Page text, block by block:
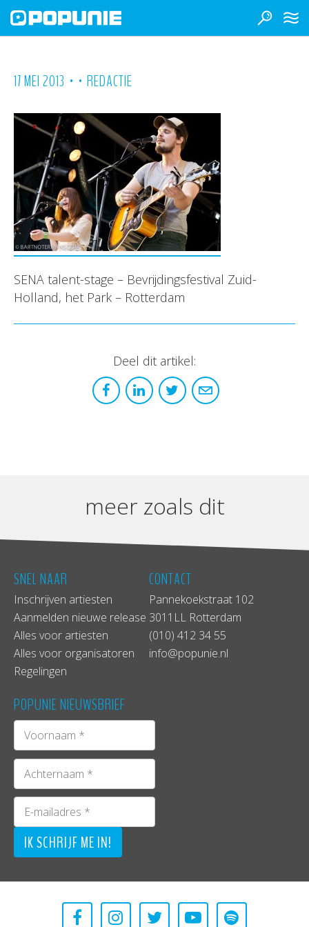
17 MEI 2013 • • REDACTIE
SENA talent-stage – Bevrijdingsfestival Zuid-
Holland, het Park – Rotterdam
Deel dit artikel:
meer zoals dit
SNEL NAAR
Inschrijven artiesten
Aanmelden nieuwe release
Alles voor artiesten
Alles voor organisatoren
Regelingen
CONTACT
Pannekoekstraat 102
3011LL Rotterdam
(010) 412 34 55
info@popunie.nl
POPUNIE NIEUWSBRIEF